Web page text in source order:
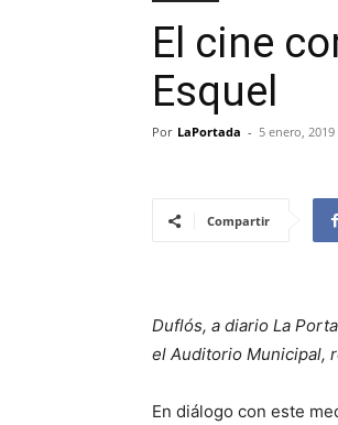
El cine
Esquel
Por LaPortada - 5 enero, 2019
Compartir
Duflós, a diario La
el Auditorio Municipal,
En diálogo con este